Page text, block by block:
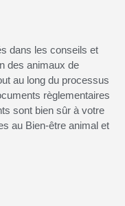
dans les conseils et
des animaux de
au long du processus
règlementaires
sont bien sûr à votre
au Bien-être animal et